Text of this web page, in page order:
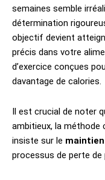
semaines semble
détermination
objectif devient
précis dans votre
d’exercice conçues
davantage de calories.
Il est crucial de noter
ambitieux, la méthode
insiste sur le
processus de perte de